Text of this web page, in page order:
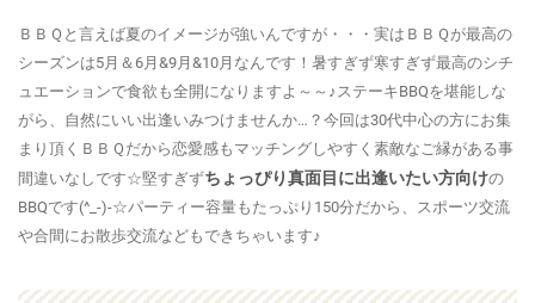
ＢＢＱと言えば夏のイメージが強いんですが・・・実はＢＢＱが最高の
シーズンは5月＆6月&9月&10月なんです！暑すぎず寒すぎず最高のシチ
ュエーションで食欲も全開になりますよ～～♪ステーキBBQを堪能しな
がら、自然にいい出逢いみつけませんか…？今回は30代中心の方にお集
まり頂くＢＢＱだから恋愛感もマッチングしやすく素敵なご縁がある事
間違いなしです☆堅すぎずちょっぴり真面目に出逢いたい方向けの
BBQです(^_-)-☆パーティー容量もたっぷり150分だから、スポーツ交流
や合間にお散歩交流などもできちゃいます♪